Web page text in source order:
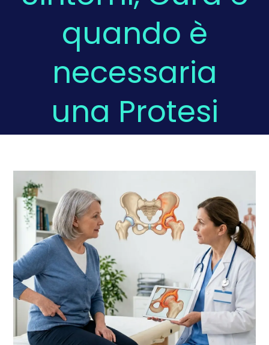
Domande Frequenti
Chi sono
quando è
necessaria
una Protesi